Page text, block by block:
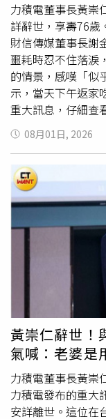
力積電董事長黃崇
詳辭世，享壽76歲
財信傳媒董事長謝
噩耗時忍不住落淚
的情景，感嘆「似
示，當天下午返家
重大訊息，仔細查
「眼淚不知不覺掉
人，雖然外界對他
始終敬佩對方直率
仁面對任何事情都
將好轉，也因此多
怪貓」。謝金河回
用餐，黃崇仁得知
幾分鐘，話題圍
展。當時黃崇仁
將改變市場生態
元。黃崇仁辭世
到，當天黃崇仁
方氣色不錯，看似
坐輪椅、身形明顯
不便多問。如今再
程來跟我道別的」
表示，從力晶半導
市，以及台灣記憶
08月01日, 2026
黃崇仁辭世
氣喊：老婆是
力積電董事長黃崇
力積電發布的重大
安詳離世。這位在